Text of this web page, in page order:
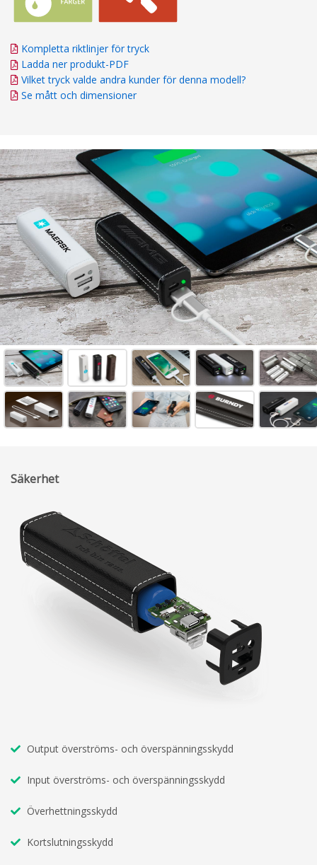
Kompletta riktlinjer för tryck
Ladda ner produkt-PDF
Vilket tryck valde andra kunder för denna modell?
Se mått och dimensioner
Säkerhet
Output överströms- och överspänningsskydd
Input överströms- och överspänningsskydd
Överhettningsskydd
Kortslutningsskydd